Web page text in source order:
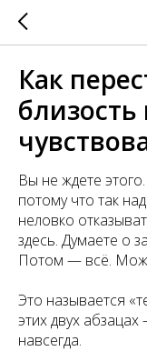
Как
близость
Вы не ждете
потому что так
неловко
здесь. Думаете о
Потом — всё.
Это называется
этих двух
навсегда.